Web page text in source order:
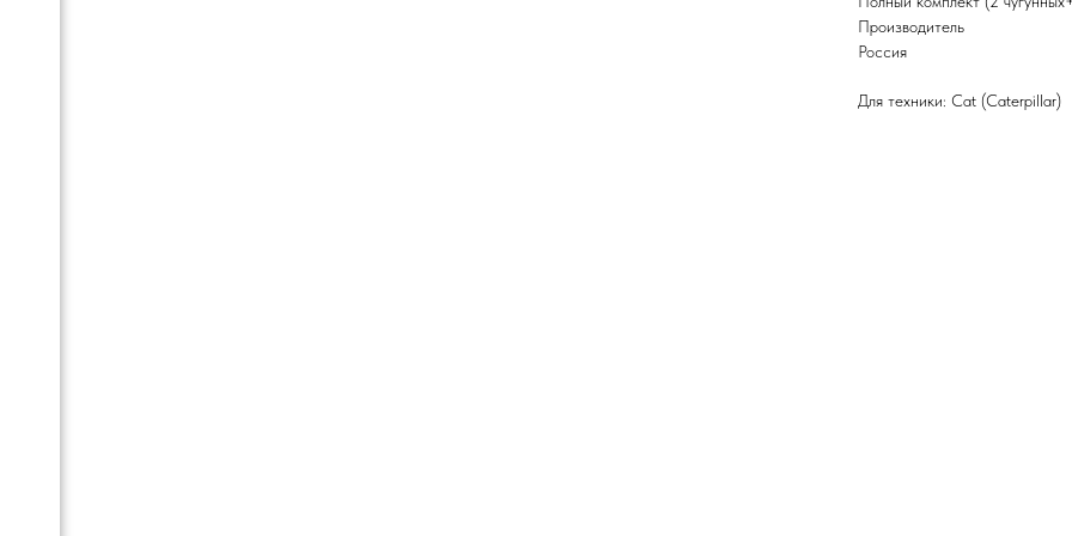
Производитель
Россия
Для техники: Cat (Caterpillar)